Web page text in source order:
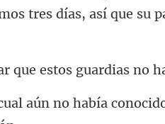
que estos guardias
o había